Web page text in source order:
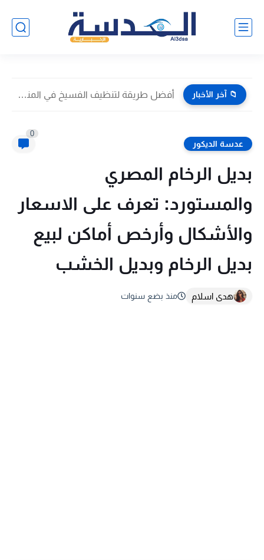
📁 آخر الأخبار أفضل طريقة لتنظيف الفسيخ في المنزل 2026 | خطوات آمنة...
عدسة الديكور
0
بديل الرخام المصري
والمستورد: تعرف على الاسعار
والأشكال وأرخص أماكن لبيع
بديل الرخام وبديل الخشب
هدى اسلام منذ بضع سنوات